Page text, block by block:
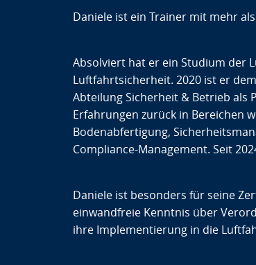
Daniele ist ein Trainer mit mehr
Absolviert hat er ein Studium der
Luftfahrtsicherheit. 2020 ist er
Abteilung Sicherheit & Betrieb als
Erfahrungen zurück in Bereichen
Bodenabfertigung,
Compliance-Management. Seit
Daniele ist besonders für seine
einwandfreie Kenntnis über
ihre Implementierung in die